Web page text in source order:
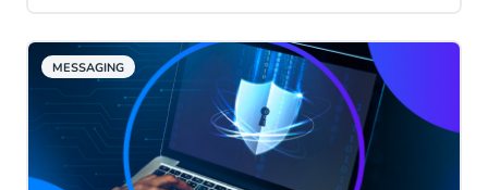
MESSAGING